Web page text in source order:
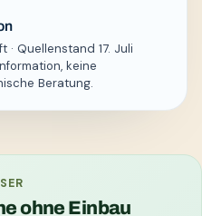
· Quellenstand 17. Juli
keine
Beratung.
ohne Einbau